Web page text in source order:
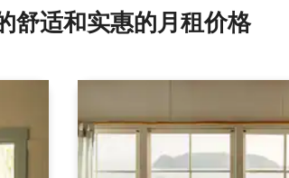
舒适和实惠的月租价格